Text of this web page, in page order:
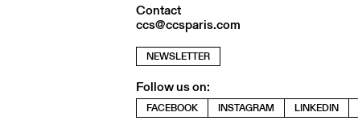
Contact
ccs@ccsparis.com
NEWSLETTER
Follow us on:
FACEBOOK INSTAGRAM LINKEDIN